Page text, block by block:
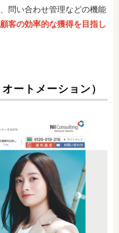
問い合わせ管理などの機能
客の効率的な獲得を目指し
ートメーション）